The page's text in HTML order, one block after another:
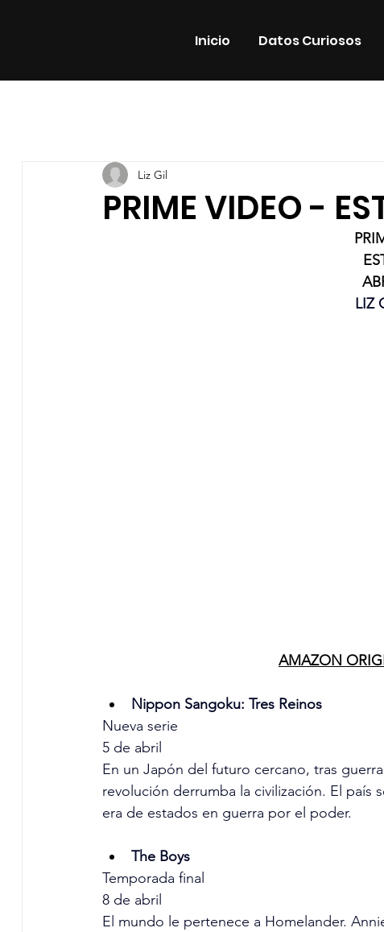
Inicio Datos Curiosos
Teatro
PRIME VIDEO -
Liz Gil
LIZ
AMAZON
Nippon Sangoku: Tres Reinos
Nueva serie
5 de abril
En un Japón del futuro cercano, tras
revolución derrumba la civilización. El país
era de estados en guerra por el poder.
The Boys
Temporada final
8 de abril
El mundo le pertenece a Homelander.